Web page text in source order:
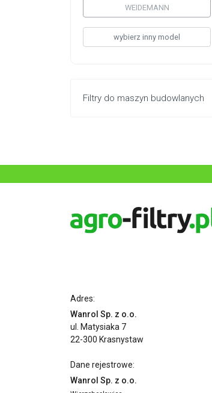
WEIDEMANN
wybierz inny model
Filtry do maszyn budowlanych
Adres:
Wanrol Sp. z o.o.
ul. Matysiaka 7
22-300 Krasnystaw
Dane rejestrowe:
Wanrol Sp. z o.o.